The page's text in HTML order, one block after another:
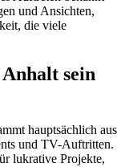
und Ansichten,
die viele
sein
hauptsächlich aus
und TV-Auftritten.
lukrative Projekte,